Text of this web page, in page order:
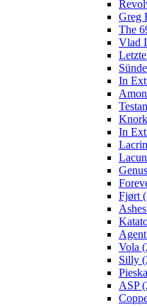
Greg
The
Vlad
In
In
Fjørt
Vola
Silly
ASP